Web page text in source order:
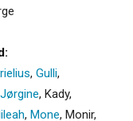
, Gulli,
Jørgine, Kady,
, Mone, Monir,